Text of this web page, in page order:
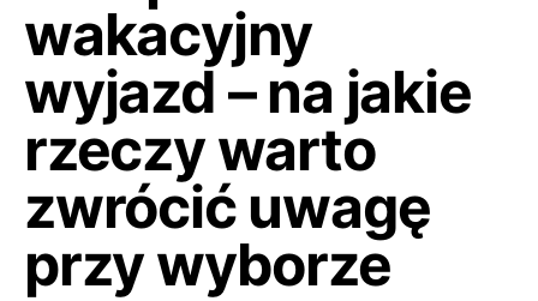
wakacyjny
wyjazd – na jakie
rzeczy warto
zwrócić uwagę
przy wyborze